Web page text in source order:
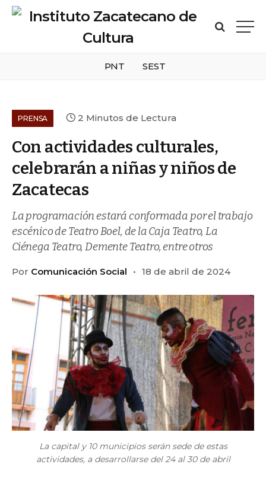
PNT SEST
PRENSA 2 Minutos de Lectura
Con actividades culturales,
celebrarán a niñas y niños de
Zacatecas
La programación estará conformada por el trabajo
escénico de Teatro Boel, de la Caja Teatro, La
Ciénega Teatro, Demente Teatro, entre otros
Por Comunicación Social 18 de abril de 2024
La capital y 10 municipios serán sede de estas
actividades, a desarrollarse del 24 al 30 de abril